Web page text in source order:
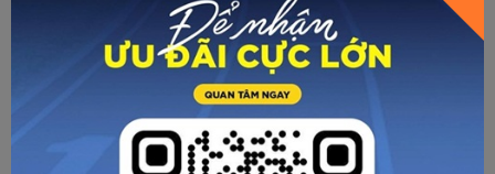
Dàn “Top Player” Zocker đổ bộ Manda Cons
Open Cup 2026
Chi tiết